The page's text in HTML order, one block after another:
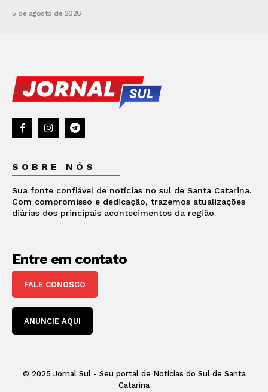
5 de agosto de 2026
SOBRE NÓS
Sua fonte confiável de notícias no sul de Santa Catarina.
Com compromisso e dedicação, trazemos atualizações
diárias dos principais acontecimentos da região.
Entre em contato
FALE CONOSCO
ANUNCIE AQUI
© 2025 Jornal Sul - Seu portal de Notícias do Sul de Santa
Catarina